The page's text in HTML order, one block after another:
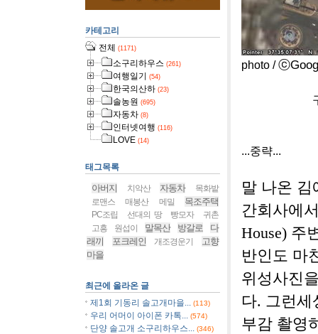
photo /
구글어스
...중략...
말 나온 김
간회사에
House) 주
반인도 마
위성사진
다. 그런세
부감 촬영
카테고리
전체 (1171)
소구리하우스 (261)
여행일기 (54)
한국의산하 (23)
솔농원 (695)
자동차 (8)
인터넷여행 (116)
LOVE (14)
태그목록
아버지 치악산 자동차
목화밭
로맨스
매봉산 메밀 목조주택
PC조립 선대의 땅 빵모자
귀촌
고흥
원섭이 말목산 방갈로
다
래끼
포크레인 개조경운기
고향
마을
최근에 올라온 글
제1회 기동리 솔고개마을...
(113)
우리 어머이 아이폰 카톡... (574)
단양 솔고개 소구리하우스... (346)